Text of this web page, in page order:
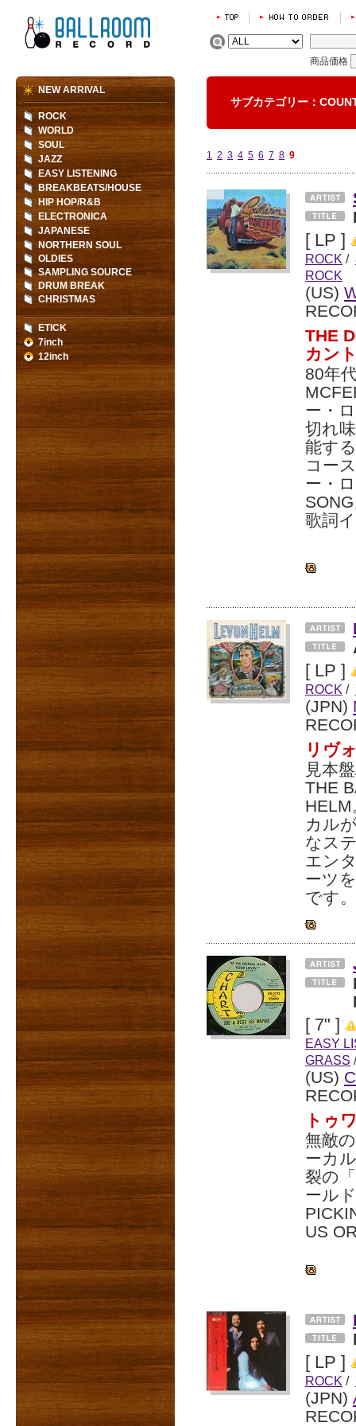
商品価格
サブカテゴリー：
1 2 3 4 5 6 7 8 9
[ LP ]
ROCK /
ROCK
(US)
THE
カン
80年
ー・
切れ
能す
コー
ー・
歌詞
[ LP ]
ROCK /
(JPN)
リヴ
見本
THE
カル
なス
エン
ーツ
です。
[ 7" ]
EASY
GRASS /
(US)
トゥ
無敵
ーカ
裂の
ール
US
[ LP ]
ROCK /
(JPN)
NEW ARRIVAL
ROCK
WORLD
SOUL
JAZZ
EASY LISTENING
BREAKBEATS/HOUSE
HIP HOP/R&B
ELECTRONICA
JAPANESE
NORTHERN SOUL
OLDIES
SAMPLING SOURCE
DRUM BREAK
CHRISTMAS
ETICK
7inch
12inch